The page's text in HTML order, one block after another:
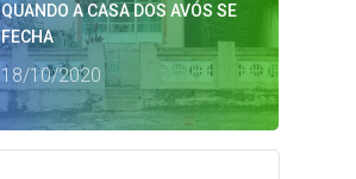
QUANDO A CASA DOS AVÓS SE
FECHA
18/10/2020